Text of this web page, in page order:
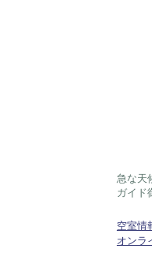
急な天
ガイド
空室情
オンラ